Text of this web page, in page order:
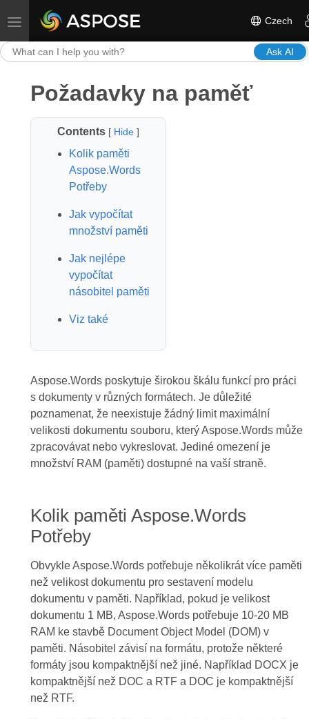
Toggle navigation Czech
Ask AI
Požadavky na paměť
Contents [ Hide]
Kolik paměti
Aspose.Words
Potřeby
Jak vypočítat
množství paměti
Jak nejlépe
vypočítat
násobitel paměti
Viz také
Aspose.Words poskytuje širokou škálu funkcí pro práci
s dokumenty v různých formátech. Je důležité
poznamenat, že neexistuje žádný limit maximální
velikosti dokumentu souboru, který Aspose.Words může
zpracovávat nebo vykreslovat. Jediné omezení je
množství RAM (paměti) dostupné na vaší straně.
Kolik paměti Aspose.Words
Potřeby
Obvykle Aspose.Words potřebuje několikrát více paměti
než velikost dokumentu pro sestavení modelu
dokumentu v paměti. Například, pokud je velikost
dokumentu 1 MB, Aspose.Words potřebuje 10-20 MB
RAM ke stavbě Document Object Model (DOM) v
paměti. Násobitel závisí na formátu, protože některé
formáty jsou kompaktnější než jiné. Například DOCX je
kompaktnější než DOC a RTF a DOC je kompaktnější
než RTF.